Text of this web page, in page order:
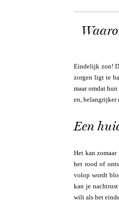
Eindelijk zon!
zorgen ligt te
maar omdat
en, belangrijker
Een
Het kan
het rood of
volop wordt
kan je
wilt als het